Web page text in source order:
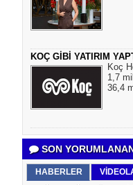
KOÇ GİBİ YATIRIM
Koç
1,7
36,4
SON
HABERLER